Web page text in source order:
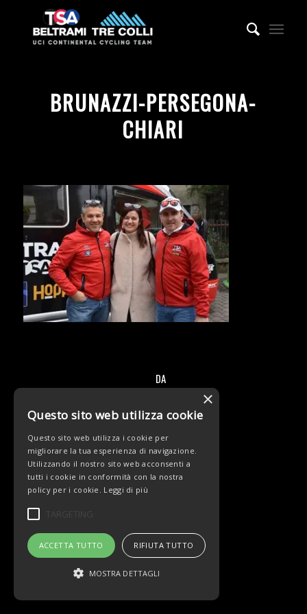
BRUNAZZI-PERSEGONA-
CHIARI
DA
×
Questo sito web utilizza cookie
Questo sito web utilizza i cookie per
migliorare la tua esperienza di navigazione.
Utilizzando il nostro sito web acconsenti a
tutti i cookie in conformità con la nostra
policy per i cookie. Leggi di più
TARGETING
ACCETTA TUTTO RIFIUTA TUTTO
MOSTRA DETTAGLI